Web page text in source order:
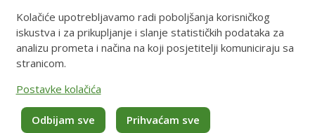
Kolačiće upotrebljavamo radi poboljšanja korisničkog
iskustva i za prikupljanje i slanje statističkih podataka za
analizu prometa i načina na koji posjetitelji komuniciraju sa
stranicom.
Postavke kolačića
Odbijam sve Prihvaćam sve